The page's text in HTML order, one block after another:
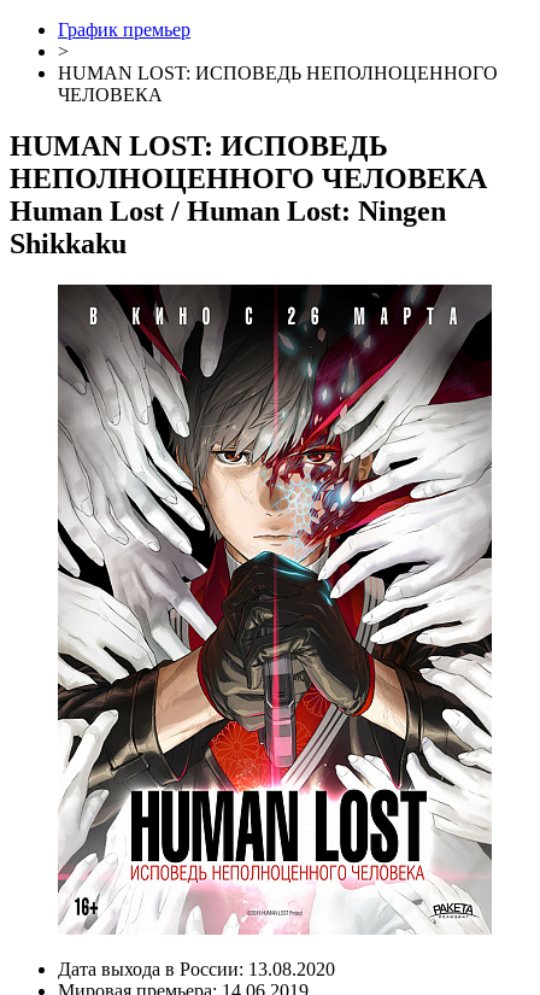
График премьер
>
HUMAN LOST: ИСПОВЕДЬ НЕПОЛНОЦЕННОГО
ЧЕЛОВЕКА
HUMAN LOST: ИСПОВЕДЬ
НЕПОЛНОЦЕННОГО ЧЕЛОВЕКА
Human Lost / Human Lost: Ningen
Shikkaku
Дата выхода в России: 13.08.2020
Мировая премьера: 14.06.2019